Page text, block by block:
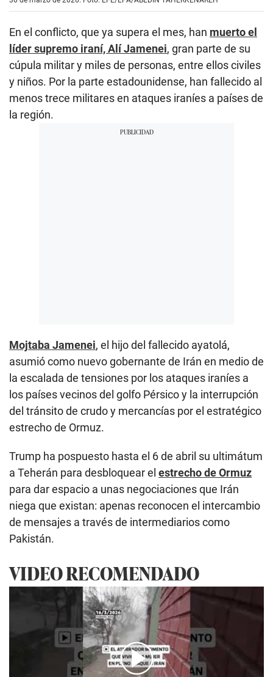
En el conflicto, que ya supera el mes, han muerto el
líder supremo iraní, Alí Jamenei, gran parte de su
cúpula militar y miles de personas, entre ellos civiles
y niños. Por la parte estadounidense, han fallecido al
menos trece militares en ataques iraníes a países de
la región.
Mojtaba Jamenei, el hijo del fallecido ayatolá,
asumió como nuevo gobernante de Irán en medio de
la escalada de tensiones por los ataques iraníes a
los países vecinos del golfo Pérsico y la interrupción
del tránsito de crudo y mercancías por el estratégico
estrecho de Ormuz.
Trump ha pospuesto hasta el 6 de abril su ultimátum
a Teherán para desbloquear el estrecho de Ormuz
para dar espacio a unas negociaciones que Irán
niega que existan: apenas reconocen el intercambio
de mensajes a través de intermediarios como
Pakistán.
VIDEO RECOMENDADO